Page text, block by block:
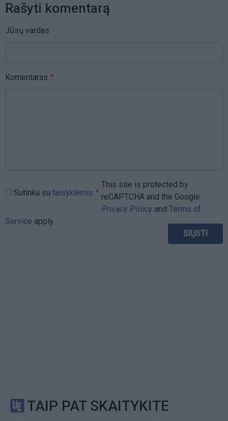
Rašyti komentarą
Jūsų vardas
Komentaras
Sutinku su taisyklėmis
This site is protected by
reCAPTCHA and the Google
Privacy Policy and Terms of
Service apply.
TAIP PAT SKAITYKITE